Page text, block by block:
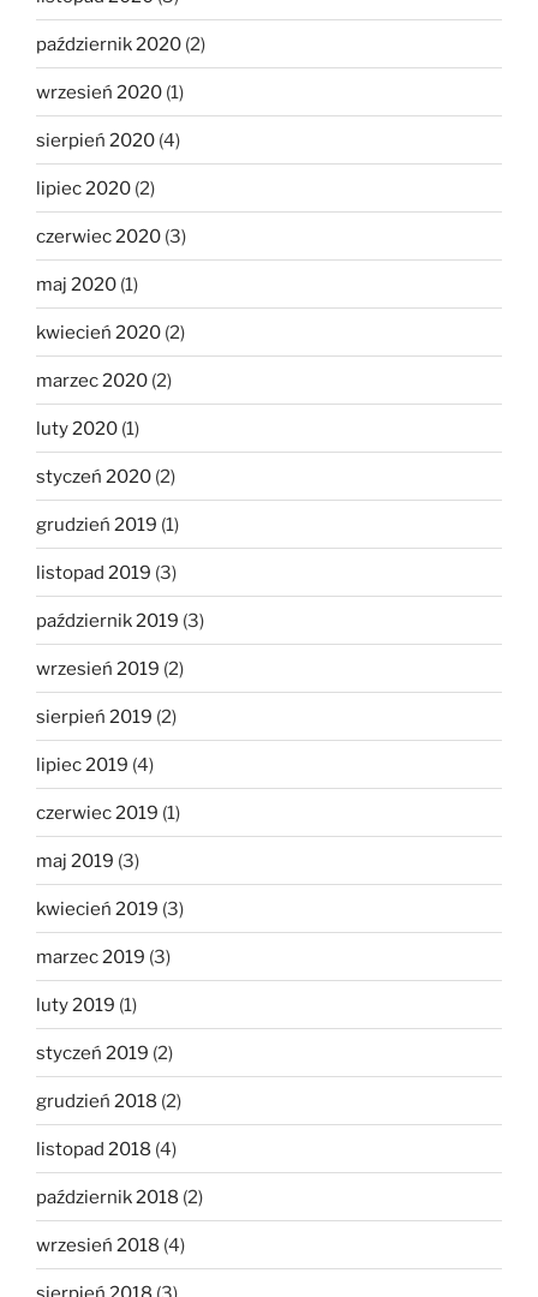
październik 2020 (2)
wrzesień 2020 (1)
sierpień 2020 (4)
lipiec 2020 (2)
czerwiec 2020 (3)
maj 2020 (1)
kwiecień 2020 (2)
marzec 2020 (2)
luty 2020 (1)
styczeń 2020 (2)
grudzień 2019 (1)
listopad 2019 (3)
październik 2019 (3)
wrzesień 2019 (2)
sierpień 2019 (2)
lipiec 2019 (4)
czerwiec 2019 (1)
maj 2019 (3)
kwiecień 2019 (3)
marzec 2019 (3)
luty 2019 (1)
styczeń 2019 (2)
grudzień 2018 (2)
listopad 2018 (4)
październik 2018 (2)
wrzesień 2018 (4)